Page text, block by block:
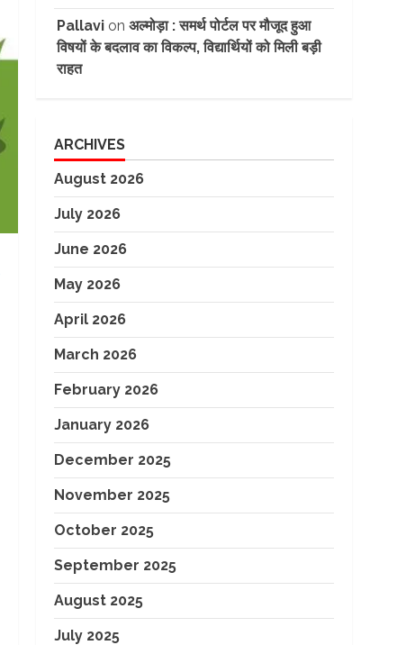
Pallavion अल्मोड़ा : समर्थ पोर्टल पर मौजूद हुआ
विषयों के बदलाव का विकल्प, विद्यार्थियों को मिली बड़ी
राहत
ARCHIVES
August 2026
July 2026
June 2026
May 2026
April 2026
March 2026
February 2026
January 2026
December 2025
November 2025
October 2025
September 2025
August 2025
July 2025